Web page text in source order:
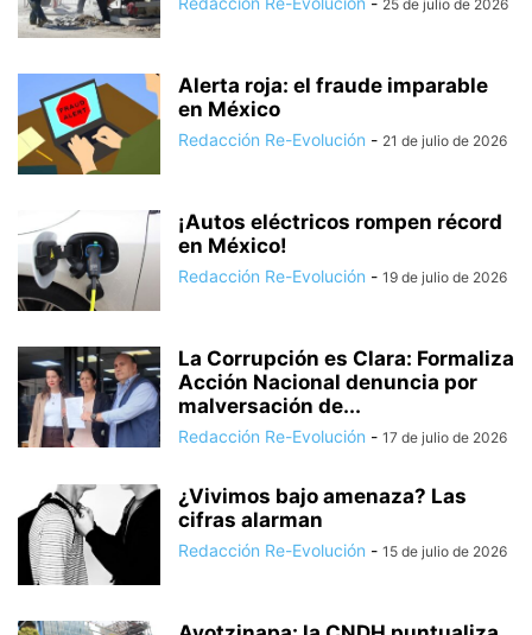
25 de julio de 2026
Alerta roja: el fraude imparable
en México
Redacción Re-Evolución - 21 de julio de 2026
¡Autos eléctricos rompen récord
en México!
Redacción Re-Evolución - 19 de julio de 2026
La Corrupción es Clara: Formaliza
Acción Nacional denuncia por
malversación de...
Redacción Re-Evolución - 17 de julio de 2026
¿Vivimos bajo amenaza? Las
cifras alarman
Redacción Re-Evolución - 15 de julio de 2026